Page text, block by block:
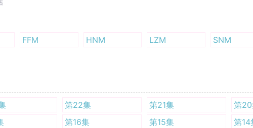
FFM HNM LZM SNM
第22集 第21集 第
第16集 第15集 第14